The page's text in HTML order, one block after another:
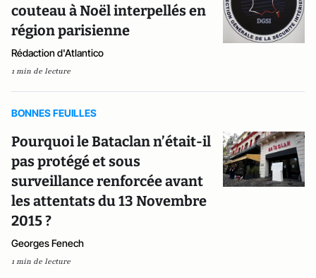
couteau à Noël interpellés en
région parisienne
Rédaction d'Atlantico
1 min de lecture
BONNES FEUILLES
Pourquoi le Bataclan n’était-il
pas protégé et sous
surveillance renforcée avant
les attentats du 13 Novembre
2015 ?
Georges Fenech
1 min de lecture